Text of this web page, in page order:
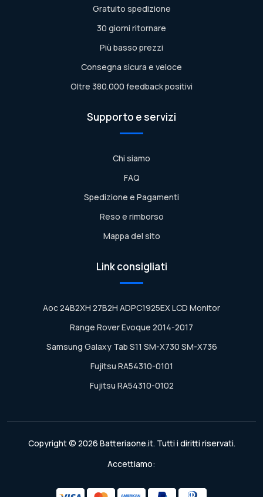
Gratuito spedizione
30 giorni ritornare
Più basso prezzi
Consegna sicura e veloce
Oltre 380.000 feedback positivi
Supporto e servizi
Chi siamo
FAQ
Spedizione e Pagamenti
Reso e rimborso
Mappa del sito
Link consigliati
Aoc 24B2XH 27B2H ADPC1925EX LCD Monitor
Range Rover Evoque 2014-2017
Samsung Galaxy Tab S11 SM-X730 SM-X736
Fujitsu RA54310-0101
Fujitsu RA54310-0102
Copyright © 2026 Batteriaone.it. Tutti i diritti riservati.
Accettiamo: